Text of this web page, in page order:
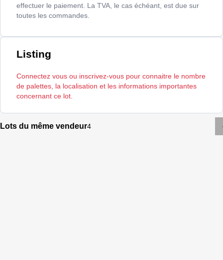
effectuer le paiement. La TVA, le cas échéant, est due sur
toutes les commandes.
Listing
Connectez vous ou inscrivez-vous pour connaitre le nombre
de palettes, la localisation et les informations importantes
concernant ce lot.
Lots du même vendeur4